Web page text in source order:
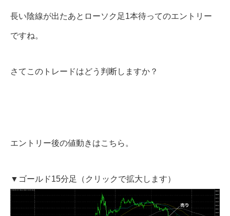
長い陰線が出たあとローソク足1本待ってのエントリー
ですね。
さてこのトレードはどう判断しますか？
エントリー後の値動きはこちら。
▼ゴールド15分足（クリックで拡大します）